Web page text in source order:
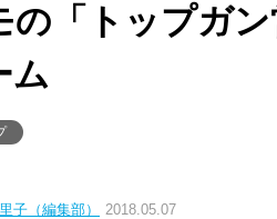
の「トップガ
ム
子（編集部） 2018.05.07